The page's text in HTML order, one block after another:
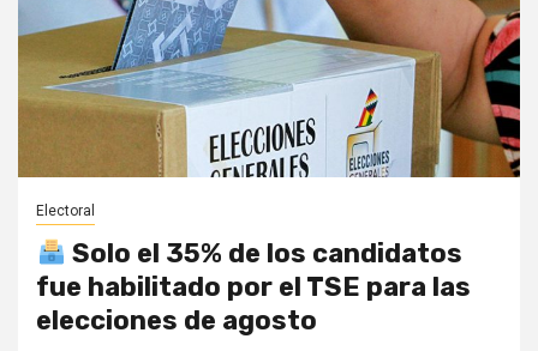
Electoral
Solo el 35% de los candidatos
fue habilitado por el TSE para las
elecciones de agosto